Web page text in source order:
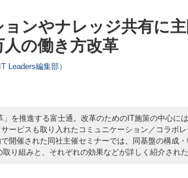
ョンやナレッジ共有に
の働き方改革
Leaders編集部）
」を推進する富士通。改革のためのIT施策の中心に
ービスも取り入れたコミュニケーション／コラボ
開催された同社主催セミナーでは、同基盤の構成
り組みと、それぞれの効果などが詳しく紹介された